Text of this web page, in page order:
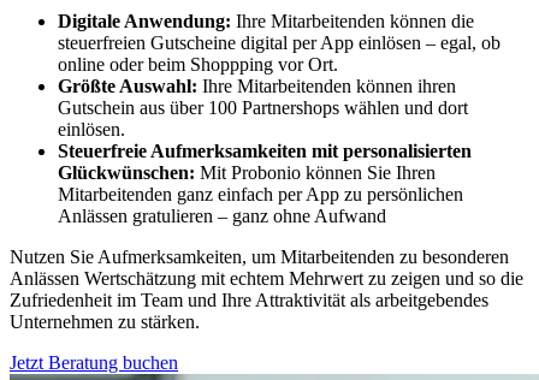
Digitale Anwendung: Ihre Mitarbeitenden können die
steuerfreien Gutscheine digital per App einlösen – egal, ob
online oder beim Shoppping vor Ort.
Größte Auswahl: Ihre Mitarbeitenden können ihren
Gutschein aus über 100 Partnershops wählen und dort
einlösen.
Steuerfreie Aufmerksamkeiten mit personalisierten
Glückwünschen: Mit Probonio können Sie Ihren
Mitarbeitenden ganz einfach per App zu persönlichen
Anlässen gratulieren – ganz ohne Aufwand
Nutzen Sie Aufmerksamkeiten, um Mitarbeitenden zu besonderen
Anlässen Wertschätzung mit echtem Mehrwert zu zeigen und so die
Zufriedenheit im Team und Ihre Attraktivität als arbeitgebendes
Unternehmen zu stärken.
Jetzt Beratung buchen